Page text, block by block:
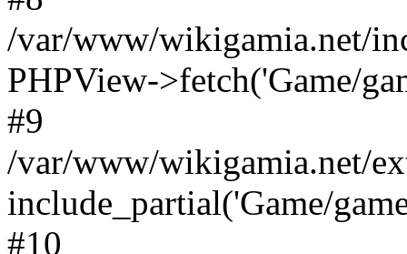
/var/www/wikigamia.net/
PHPView->fetch('Game/
#9
/var/www/wikigamia.net/
include_partial('Game/
#10